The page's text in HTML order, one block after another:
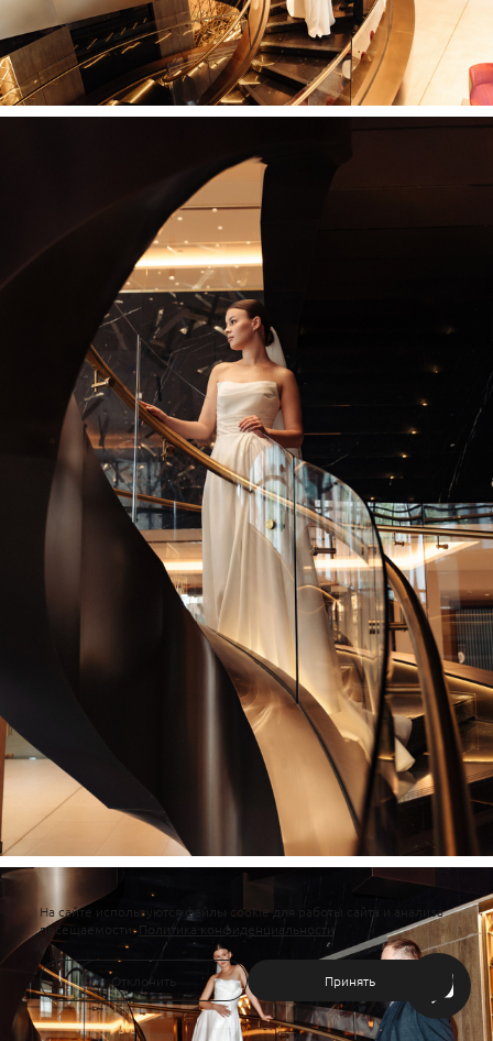
На сайте используются файлы cookie для работы сайта и анализа
посещаемости.Политика конфиденциальности
Отклонить Принять